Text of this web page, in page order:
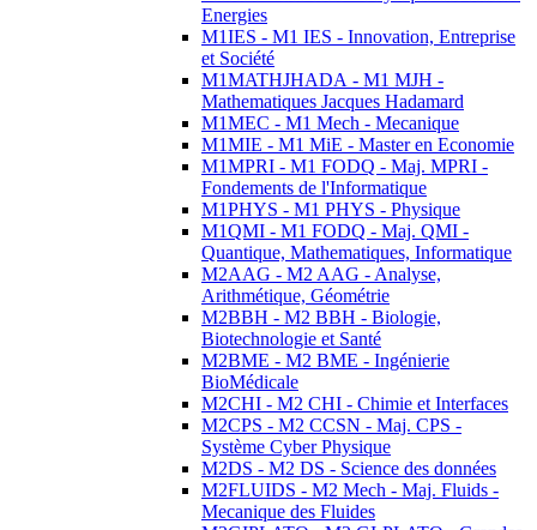
Energies
M1IES - M1 IES - Innovation, Entreprise
et Société
M1MATHJHADA - M1 MJH -
Mathematiques Jacques Hadamard
M1MEC - M1 Mech - Mecanique
M1MIE - M1 MiE - Master en Economie
M1MPRI - M1 FODQ - Maj. MPRI -
Fondements de l'Informatique
M1PHYS - M1 PHYS - Physique
M1QMI - M1 FODQ - Maj. QMI -
Quantique, Mathematiques, Informatique
M2AAG - M2 AAG - Analyse,
Arithmétique, Géométrie
M2BBH - M2 BBH - Biologie,
Biotechnologie et Santé
M2BME - M2 BME - Ingénierie
BioMédicale
M2CHI - M2 CHI - Chimie et Interfaces
M2CPS - M2 CCSN - Maj. CPS -
Système Cyber Physique
M2DS - M2 DS - Science des données
M2FLUIDS - M2 Mech - Maj. Fluids -
Mecanique des Fluides